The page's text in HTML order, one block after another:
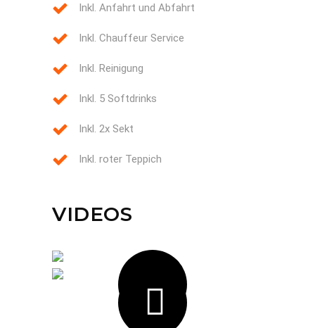
Inkl. Anfahrt und Abfahrt
Inkl. Chauffeur Service
Inkl. Reinigung
Inkl. 5 Softdrinks
Inkl. 2x Sekt
Inkl. roter Teppich
VIDEOS